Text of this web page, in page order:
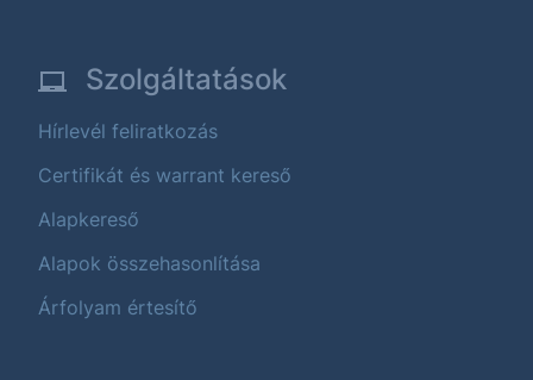
Szolgáltatások
Hírlevél feliratkozás
Certifikát és warrant kereső
Alapkereső
Alapok összehasonlítása
Árfolyam értesítő